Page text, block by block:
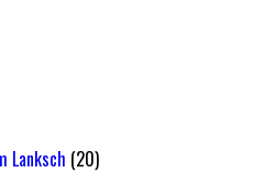
Lanksch (20)